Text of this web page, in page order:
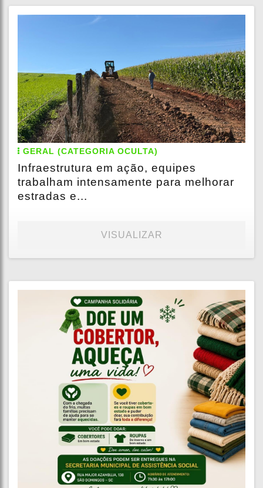
GERAL (CATEGORIA OCULTA)
Infraestrutura em ação, equipes
trabalham intensamente para melhorar
estradas e...
VISUALIZAR